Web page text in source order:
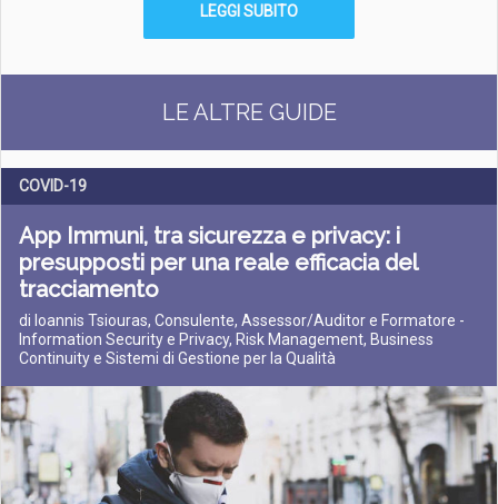
LEGGI SUBITO
LE ALTRE GUIDE
COVID-19
App Immuni, tra sicurezza e privacy: i
presupposti per una reale efficacia del
tracciamento
di Ioannis Tsiouras, Consulente, Assessor/Auditor e Formatore -
Information Security e Privacy, Risk Management, Business
Continuity e Sistemi di Gestione per la Qualità